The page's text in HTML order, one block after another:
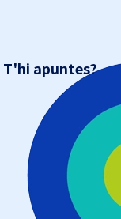
T'hi apuntes?